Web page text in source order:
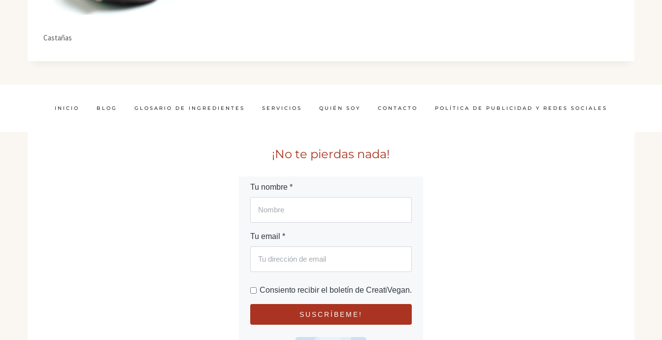
Castañas
INICIO BLOG GLOSARIO DE INGREDIENTES SERVICIOS QUIÉN SOY CONTACTO POLÍTICA DE PUBLICIDAD Y REDES SOCIALES
¡No te pierdas nada!
Tu nombre *
Tu email *
Consiento recibir el boletín de CreatiVegan.
SUSCRÍBEME!